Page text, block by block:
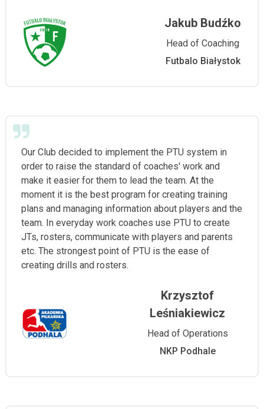
Jakub Budźko
Head of Coaching
Futbalo Białystok
Our Club decided to implement the PTU system in
order to raise the standard of coaches' work and
make it easier for them to lead the team. At the
moment it is the best program for creating training
plans and managing information about players and the
team. In everyday work coaches use PTU to create
JTs, rosters, communicate with players and parents
etc. The strongest point of PTU is the ease of
creating drills and rosters.
Krzysztof
Leśniakiewicz
Head of Operations
NKP Podhale